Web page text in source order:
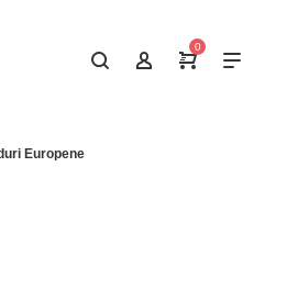
0
Europene